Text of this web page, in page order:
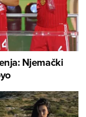
Njemački